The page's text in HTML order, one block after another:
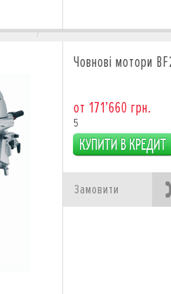
Човнові мотори
от 171’660 грн.
5
Замовити